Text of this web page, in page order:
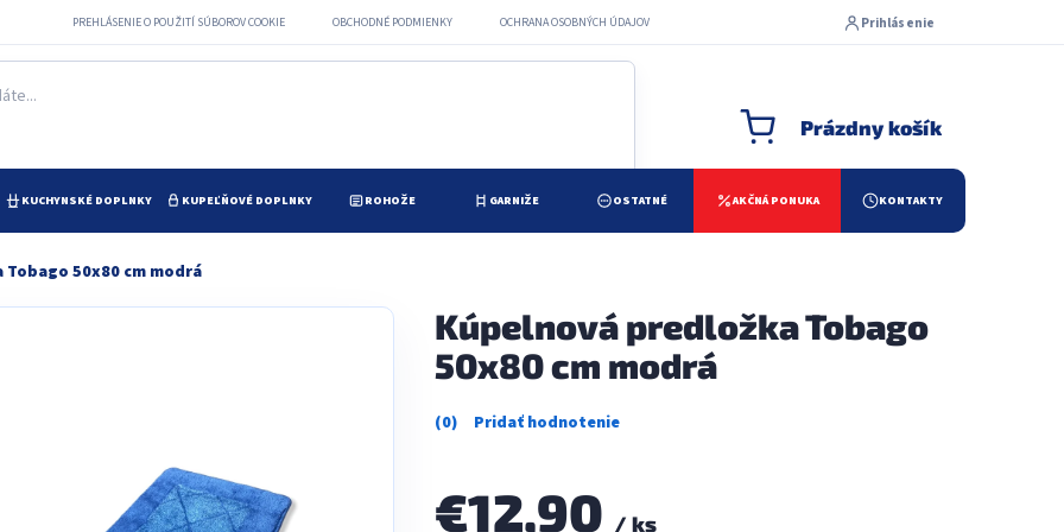
PREHLÁSENIE O POUŽITÍ SÚBOROV COOKIE OBCHODNÉ PODMIENKY OCHRANA OSOBNÝCH ÚDAJOV Prihlásenie
NÁKUPNÝ KOŠÍK
Prázdny košík
KUCHYNSKÉ DOPLNKY KUPEĽŇOVÉ DOPLNKY ROHOŽE GARNIŽE OSTATNÉ AKČNÁ PONUKA KONTAKTY
50x80 cm modrá
Kúpelnová predložka Tobago
50x80 cm modrá
Priemerné
0,0
z
€12,90 / ks